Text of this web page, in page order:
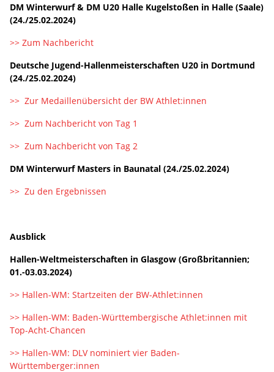
DM Winterwurf & DM U20 Halle Kugelstoßen in Halle (Saale)
(24./25.02.2024)
>> Zum Nachbericht
Deutsche Jugend-Hallenmeisterschaften U20 in Dortmund
(24./25.02.2024)
>> Zur Medaillenübersicht der BW Athlet:innen
>> Zum Nachbericht von Tag 1
>> Zum Nachbericht von Tag 2
DM Winterwurf Masters in Baunatal (24./25.02.2024)
>> Zu den Ergebnissen
Ausblick
Hallen-Weltmeisterschaften in Glasgow (Großbritannien;
01.-03.03.2024)
>> Hallen-WM: Startzeiten der BW-Athlet:innen
>> Hallen-WM: Baden-Württembergische Athlet:innen mit
Top-Acht-Chancen
>> Hallen-WM: DLV nominiert vier Baden-
Württemberger:innen